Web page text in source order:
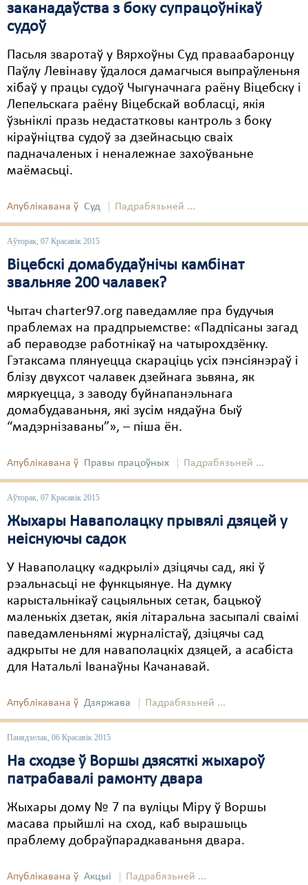
заканадаўства з боку супрацоўнікаў
судоў
Пасьля зваротаў у Вярхоўны Суд праваабаронцу
Паўлу Левінаву ўдалося дамагчыся выпраўленьня
хібаў у працы судоў Чыгуначнага раёну Віцебску і
Лепельскага раёну Віцебскай вобласці, якія
ўзьніклі празь недастатковы кантроль з боку
кіраўніцтва судоў за дзейнасьцю сваіх
падначаленых і неналежнае захоўваньне
маёмасьці.
Апублікавана ў Суд Падрабязьней ...
Аўторак, 07 Красавік 2015
Віцебскі домабудаўнічы камбінат
звальняе 200 чалавек?
Чытач charter97.org паведамляе пра будучыя
праблемах на прадпрыемстве: «Падпісаны загад
аб пераводзе работнікаў на чатырохдзёнку.
Гэтаксама плянуецца скараціць усіх пэнсіянэраў і
блізу двухсот чалавек дзейнага зьвяна, як
мяркуецца, з заводу буйнапанэльнага
домабудаваньня, які зусім нядаўна быў
“мадэрнізаваны”», – піша ён.
Апублікавана ў Правы працоўных Падрабязьней ...
Аўторак, 07 Красавік 2015
Жыхары Наваполацку прывялі дзяцей у
неіснуючы садок
У Наваполацку «адкрылі» дзіцячы сад, які ў
рэальнасьці не функцыянуе. На думку
карыстальнікаў сацыяльных сетак, бацькоў
маленькіх дзетак, якія літаральна засыпалі сваімі
паведамленьнямі журналістаў, дзіцячы сад
адкрыты не для наваполацкіх дзяцей, а асабіста
для Натальлі Іванаўны Качанавай.
Апублікавана ў Дзяржава Падрабязьней ...
Панядзелак, 06 Красавік 2015
На сходзе ў Воршы дзясяткі жыхароў
патрабавалі рамонту двара
Жыхары дому № 7 па вуліцы Міру ў Воршы
масава прыйшлі на сход, каб вырашыць
праблему добраўпарадкаваньня двара.
Апублікавана ў Акцыі Падрабязьней ...